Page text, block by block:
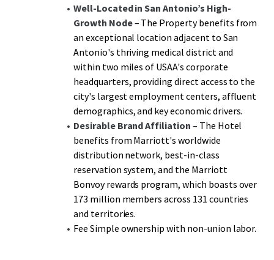
Well-Located in San Antonio’s High-
Growth Node– The Property benefits from
an exceptional location adjacent to San
Antonio's thriving medical district and
within two miles of USAA's corporate
headquarters, providing direct access to the
city's largest employment centers, affluent
demographics, and key economic drivers.
Desirable Brand Affiliation – The Hotel
benefits from Marriott's worldwide
distribution network, best-in-class
reservation system, and the Marriott
Bonvoy rewards program, which boasts over
173 million members across 131 countries
and territories.
Fee Simple ownership with non-union labor.